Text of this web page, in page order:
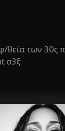
θεία των 30ς
σ3ξ